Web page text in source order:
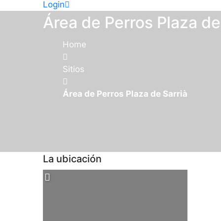
Login
Área de Perros Plaza
Home
Sitios
Área de Perros Plaza de Sarrià
La ubicación